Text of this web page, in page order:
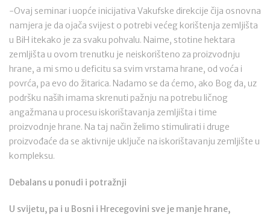
-Ovaj seminar i uopće inicijativa Vakufske direkcije čija osnovna
namjera je da ojača svijest o potrebi većeg korištenja zemljišta
u BiH itekako je za svaku pohvalu. Naime, stotine hektara
zemljišta u ovom trenutku je neiskorišteno za proizvodnju
hrane, a mi smo u deficitu sa svim vrstama hrane, od voća i
povrća, pa evo do žitarica. Nadamo se da ćemo, ako Bog da, uz
podršku naših imama skrenuti pažnju na potrebu ličnog
angažmana u procesu iskorištavanja zemljišta i time
proizvodnje hrane. Na taj način želimo stimulirati i druge
proizvođaće da se aktivnije uključe na iskorištavanju zemljište u
kompleksu.
Debalans u ponudi i potražnji
U svijetu, pa i u Bosni i Hrecegovini sve je manje hrane,